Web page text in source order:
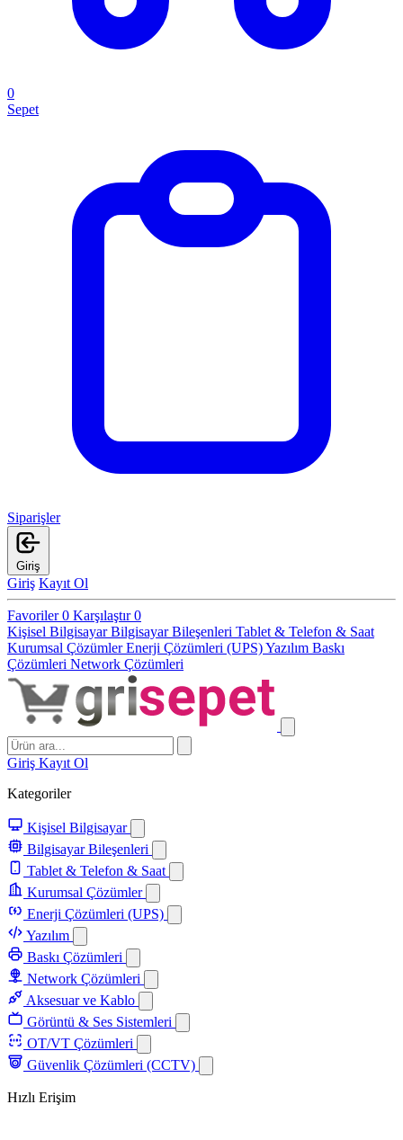
0
Sepet
Siparişler
Giriş
Giriş Kayıt Ol
Favoriler0 Karşılaştır0
Kişisel BilgisayarBilgisayar Bileşenleri Tablet & Telefon & Saat
Kurumsal ÇözümlerEnerji Çözümleri (UPS)Yazılım Baskı
Çözümleri Network Çözümleri
Giriş Kayıt Ol
Kategoriler
Kişisel Bilgisayar
Bilgisayar Bileşenleri
Tablet & Telefon & Saat
Kurumsal Çözümler
Enerji Çözümleri (UPS)
Yazılım
Baskı Çözümleri
Network Çözümleri
Aksesuar ve Kablo
Görüntü & Ses Sistemleri
OT/VT Çözümleri
Güvenlik Çözümleri (CCTV)
Hızlı Erişim